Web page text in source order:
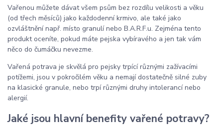
Vařenou můžete dávat všem psům bez rozdílu velikosti a věku
(od třech měsíců) jako každodenní krmivo, ale také jako
ozvláštnění např. místo granulí nebo B.A.R.F.u. Zejména tento
produkt oceníte, pokud máte pejska vybíravého a jen tak vám
něco do čumáčku nevezme.
Vařená potrava je skvělá pro pejsky trpící různými zažívacími
potížemi, jsou v pokročilém věku a nemají dostatečně silné zuby
na klasické granule, nebo trpí různými druhy intolerancí nebo
alergií.
Jaké jsou hlavní benefity vařené potravy?